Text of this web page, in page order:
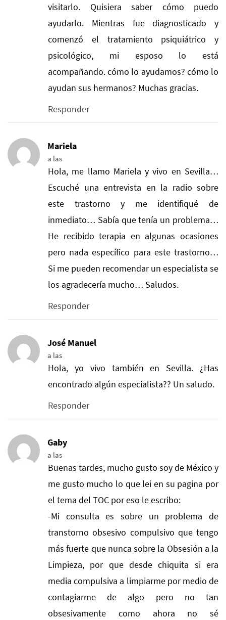
visitarlo. Quisiera saber cómo puedo
ayudarlo. Mientras fue diagnosticado y
comenzó el tratamiento psiquiátrico y
psicológico, mi esposo lo está
acompañando. cómo lo ayudamos? cómo lo
ayudan sus hermanos? Muchas gracias.
Responder
Mariela
a las
Hola, me llamo Mariela y vivo en Sevilla…
Escuché una entrevista en la radio sobre
este trastorno y me identifiqué de
inmediato… Sabía que tenía un problema…
He recibido terapia en algunas ocasiones
pero nada específico para este trastorno…
Si me pueden recomendar un especialista se
los agradecería mucho… Saludos.
Responder
José Manuel
a las
Hola, yo vivo también en Sevilla. ¿Has
encontrado algún especialista?? Un saludo.
Responder
Gaby
a las
Buenas tardes, mucho gusto soy de México y
me gusto mucho lo que lei en su pagina por
el tema del TOC por eso le escribo:
-Mi consulta es sobre un problema de
transtorno obsesivo compulsivo que tengo
más fuerte que nunca sobre la Obsesión a la
Limpieza, por que desde chiquita si era
media compulsiva a limpiarme por medio de
contagiarme de algo pero no tan
obsesivamente como ahora no sé